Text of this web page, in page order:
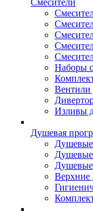
Смесители
Наборы
Вентили
Изливы
Душевая
Верхние